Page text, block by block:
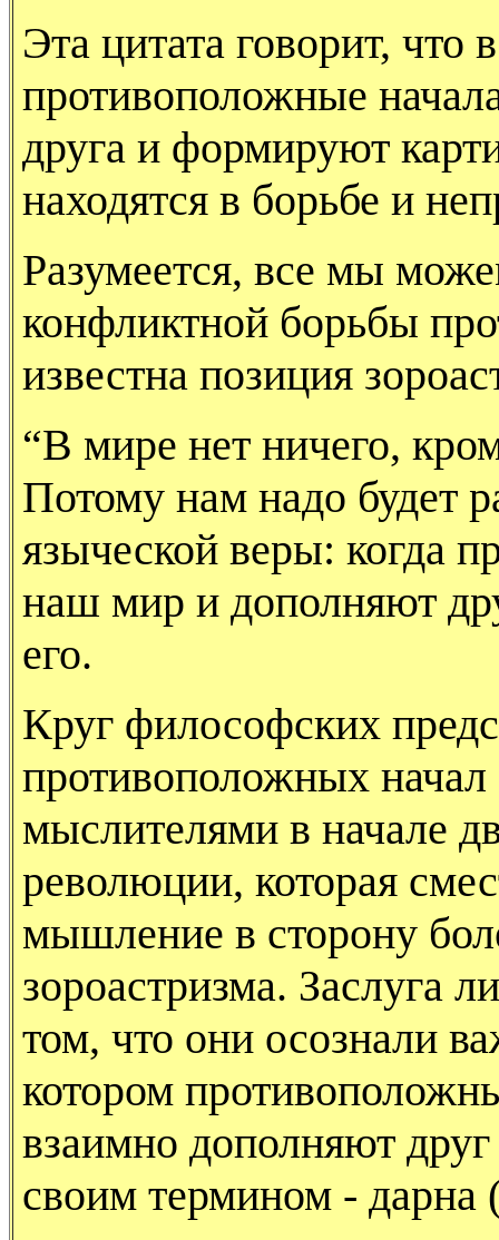
Эта цитата говорит, что
противоположные
друга и формируют
находятся в борьбе и
Разумеется, все мы
конфликтной борьбы
известна позиция
“В мире нет ничего,
Потому нам надо бу­дет
языческой веры: когда
наш мир и дополняют
его.
Круг философских
противополож­ных
мыслителями в начале
революции, которая
мышление в сторону
зороастризма. Заслуга
том, что они осознали
котором
взаимно дополня­ют
своим термином - дарна